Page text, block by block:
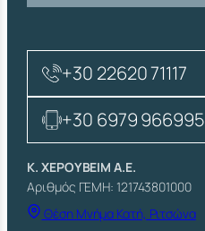
+30 22620 71117
+30 6979 966995
Κ. ΧΕΡΟΥΒΕΙΜ Α.Ε.
Αριθμός ΓΕΜΗ: 121743801000
Θέση Μνήμα Κατή, Ριτσώνα